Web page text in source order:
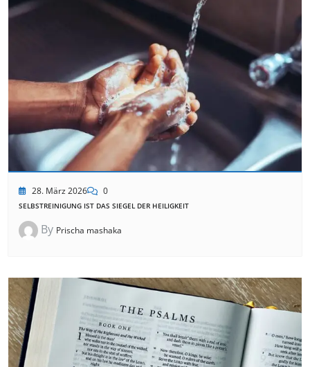
28. März 2026 0
SELBSTREINIGUNG IST DAS SIEGEL DER HEILIGKEIT
By Prischa mashaka